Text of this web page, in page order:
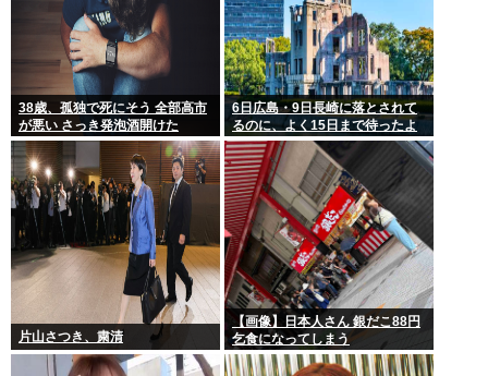
38歳、孤独で死にそう 全部高市
が悪い さっき発泡酒開けた
6日広島・9日長崎に落とされて
るのに、よく15日まで待ったよ
な
片山さつき、粛清
【画像】日本人さん 銀だこ88円
乞食になってしまう